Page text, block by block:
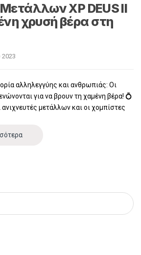
XP DEUS II
χρυσή βέρα στη
2023
αλληλεγγύης και ανθρωπιάς: Οι
για να βρουν τη χαμένη βέρα! 💍
μετάλλων και οι χομπίστες